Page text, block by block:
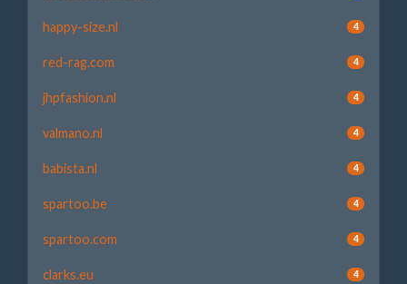
happy-size.nl 4
red-rag.com 4
jhpfashion.nl 4
valmano.nl 4
babista.nl 4
spartoo.be 4
spartoo.com 4
clarks.eu 4